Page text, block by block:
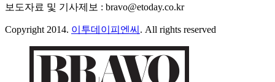
보도자료 및 기사제보 : bravo@etoday.co.kr
Copyright 2014. 이투데이피엔씨 . All rights reserved